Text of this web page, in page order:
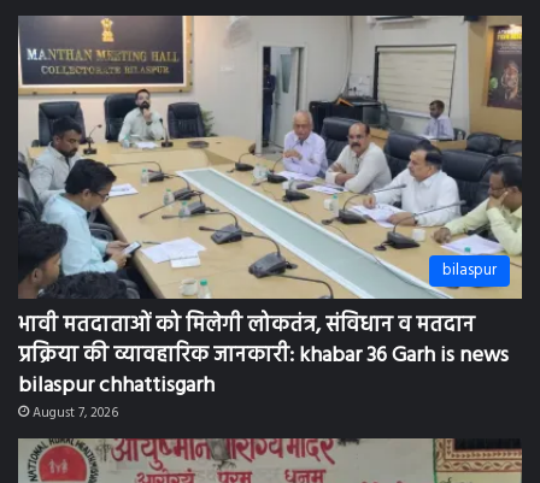
bilaspur
भावी मतदाताओं को मिलेगी लोकतंत्र, संविधान व मतदान
प्रक्रिया की व्यावहारिक जानकारी: khabar 36 Garh is news
bilaspur chhattisgarh
August 7, 2026